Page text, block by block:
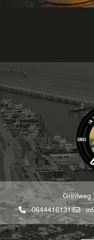
Grintweg
0644416131|